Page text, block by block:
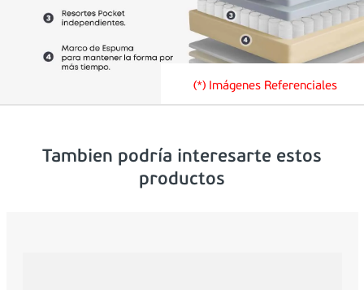
(*) Imágenes Referenciales
Tambien podría interesarte estos
productos